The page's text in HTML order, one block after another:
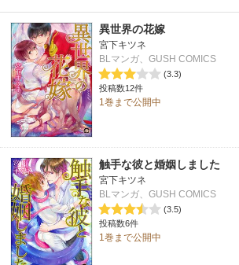
異世界の花嫁
宮下キツネ
BLマンガ、GUSH COMICS
(3.3)
投稿数12件
1巻まで公開中
触手な彼と婚姻しました
宮下キツネ
BLマンガ、GUSH COMICS
(3.5)
投稿数6件
1巻まで公開中